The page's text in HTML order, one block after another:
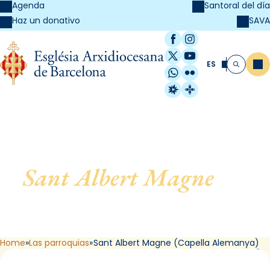
Agenda
Haz un donativo
Santoral del día
SAVA
Facebook
Instagram
X / Twitter
YouTube
WhatsApp
Flickr
Radio Estel
Catalunya
ES Buscar
Sant Albert Magne, de
Barcelona (Capella
Home Las parroquias Sant Albert Magne (Capella Alemanya)